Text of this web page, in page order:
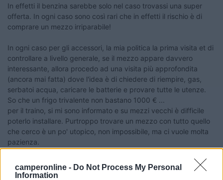
camperonline - Do Not Process My Personal
Information
In effetti il benzina sarebbe solo nel caso trovassi una super
offerta. In ogni caso sono così rari che in effetti il rischio è di
comprare un mezzo irriparabile!
In ogni caso per gli accessori, la mia politica la prima visita et di
controllare a livello generale, se il mezzo appare davvero
interessante, allora procedo ad una visita più approfondita
(ancora mai fatta) dove l'idea è di chiedere di riempire, gas,
serbatoi acqua, caricare le batterie e provare tutte le utenze.
So che un frigo trivalente non bastano 1000 € ...
per il traino, si mi sono informato e su mezzi vecchi è difficile
poterlo installare. Purtroppo trovare un mezzo con tutto quello
che cerco è un po' utopico, non impossibile, ma ci vuole molta
pazienza.